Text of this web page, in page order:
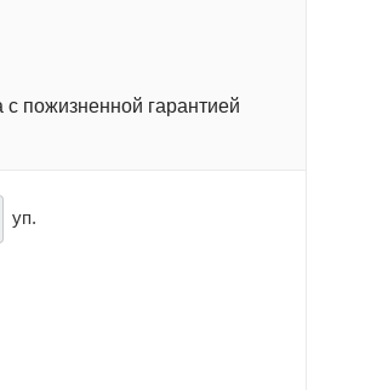
с пожизненной гарантией
уп.